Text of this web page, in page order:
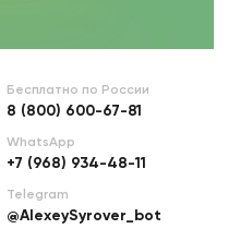
Бесплатно по России
8 (800) 600-67-81
WhatsApp
+7 (968) 934-48-11
Telegram
@AlexeySyrover_bot